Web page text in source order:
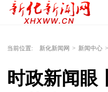
当前位置: 新化新闻网 > 新闻中心 >
时政新闻眼